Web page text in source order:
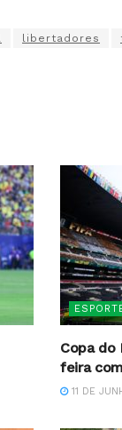
libertadores
Copa do
feira
11 DE